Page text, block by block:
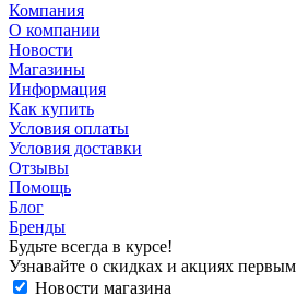
Компания
О компании
Новости
Магазины
Информация
Как купить
Условия оплаты
Условия доставки
Отзывы
Помощь
Блог
Бренды
Будьте всегда в курсе!
Узнавайте о скидках и акциях первым
Новости магазина